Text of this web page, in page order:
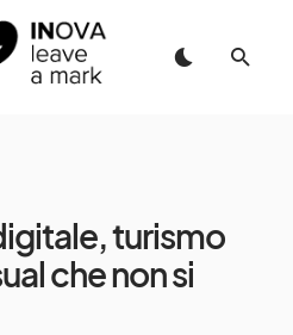
turismo
che non si